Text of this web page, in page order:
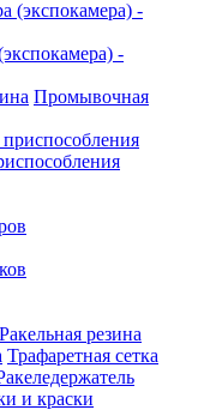
-
Промывочная
Ракельная резина
Трафаретная сетка
и краски